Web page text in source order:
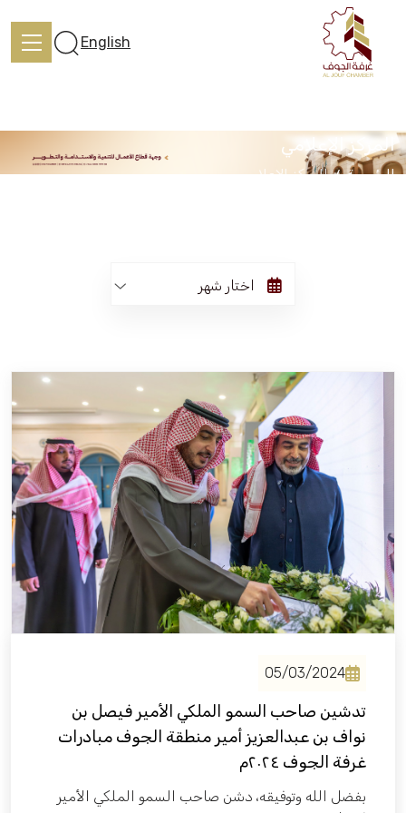
المركز الإعلامي
فعاليات الغرفة
فعاليات الجوف
مشاريع الغرفة
English
المركز الإعلامي
الرئيسية المركز الإعلامي
اختار شهر
05/03/2024
تدشين صاحب السمو الملكي الأمير فيصل بن
نواف بن عبدالعزيز أمير منطقة الجوف مبادرات
غرفة الجوف ٢٠٢٤م
بفضل الله وتوفيقه، دشن صاحب السمو الملكي الأمير